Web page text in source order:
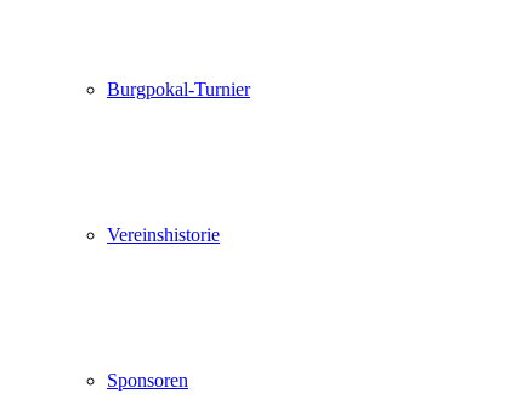
Burgpokal-Turnier
Vereinshistorie
Sponsoren